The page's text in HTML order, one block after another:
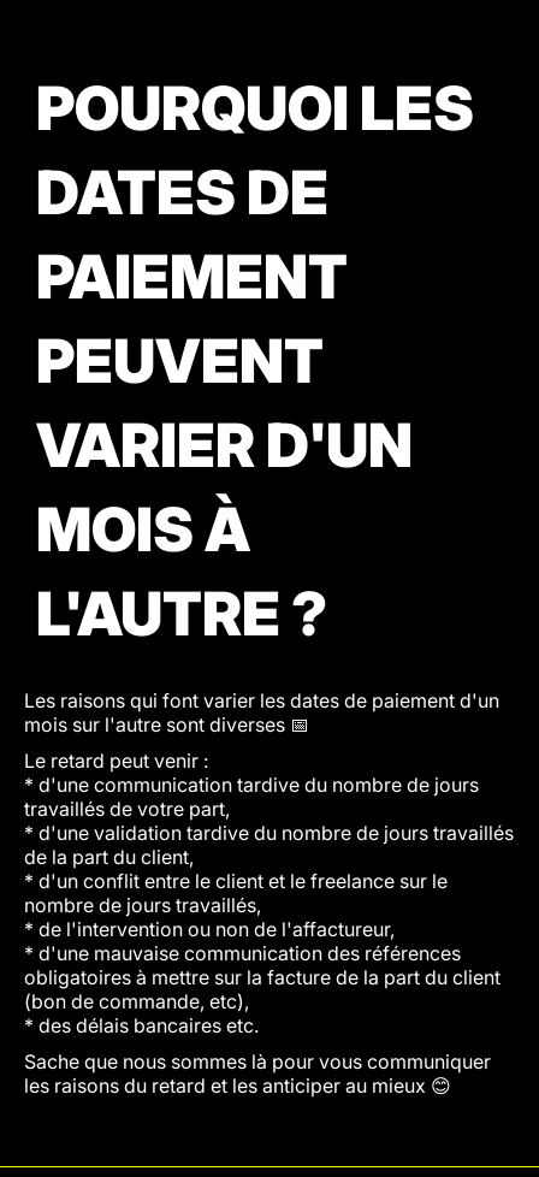
POURQUOI LES
DATES DE
PAIEMENT
PEUVENT
VARIER D'UN
MOIS À
L'AUTRE ?
Les raisons qui font varier les dates de paiement d'un
mois sur l'autre sont diverses 📅
Le retard peut venir :
* d'une communication tardive du nombre de jours
travaillés de votre part,
* d'une validation tardive du nombre de jours travaillés
de la part du client,
* d'un conflit entre le client et le freelance sur le
nombre de jours travaillés,
* de l'intervention ou non de l'affactureur,
* d'une mauvaise communication des références
obligatoires à mettre sur la facture de la part du client
(bon de commande, etc),
* des délais bancaires etc.
Sache que nous sommes là pour vous communiquer
les raisons du retard et les anticiper au mieux 😊